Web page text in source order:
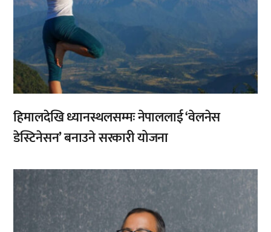
हिमालदेखि ध्यानस्थलसम्मः नेपाललाई ‘वेलनेस
डेस्टिनेसन’ बनाउने सरकारी योजना